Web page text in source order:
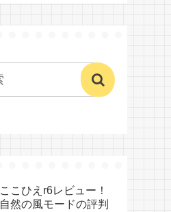
ここひえr6レビュー！
自然の風モードの評判